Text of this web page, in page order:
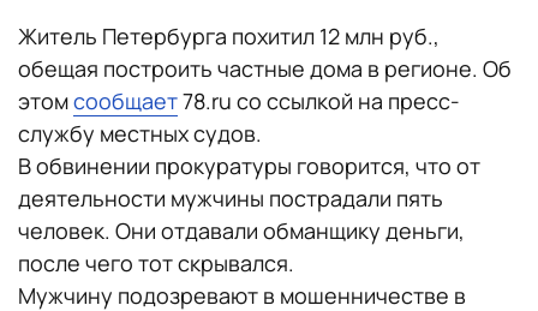
Житель Петербурга похитил 12 млн руб.,
обещая построить частные дома в регионе. Об
этомсообщает78.ru со ссылкой на пресс-
службу местных судов.
В обвинении прокуратуры говорится, что от
деятельности мужчины пострадали пять
человек. Они отдавали обманщику деньги,
после чего тот скрывался.
Мужчину подозревают в мошенничестве в